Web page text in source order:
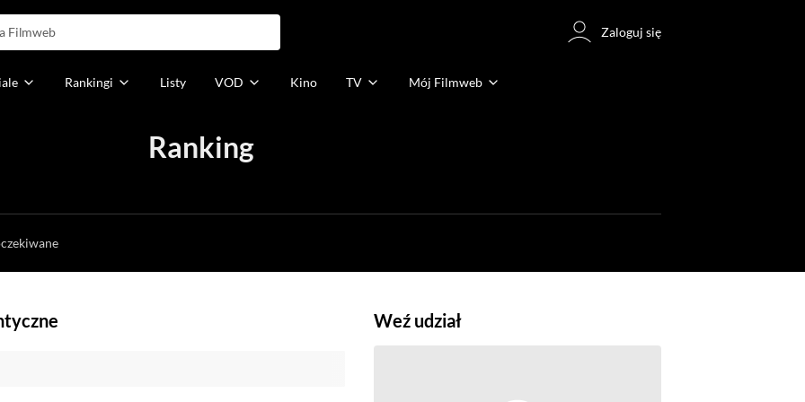
Zaloguj się
Rankingi Listy Mój Filmweb
VOD Kino TV
Ranking
Weź udział